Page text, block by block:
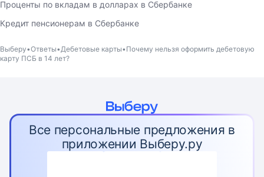
Проценты по вкладам в долларах в Сбербанке
Кредит пенсионерам в Сбербанке
Выберу Ответы Дебетовые карты Почему нельзя оформить дебетовую
карту ПСБ в 14 лет?
Все персональные предложения в
приложении Выберу.ру